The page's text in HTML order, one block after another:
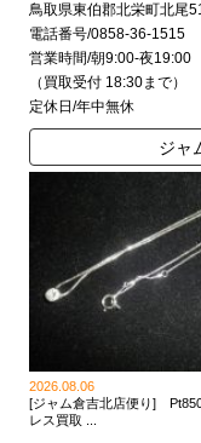
鳥取県東伯郡北栄町北尾
電話番号/0858-36-1515
営業時間/朝9:00-夜19:00
（買取受付 18:30まで）
定休日/年中無休
ジャ
2026.08.06
[ジャム倉吉北店便り]
レス買取 ...